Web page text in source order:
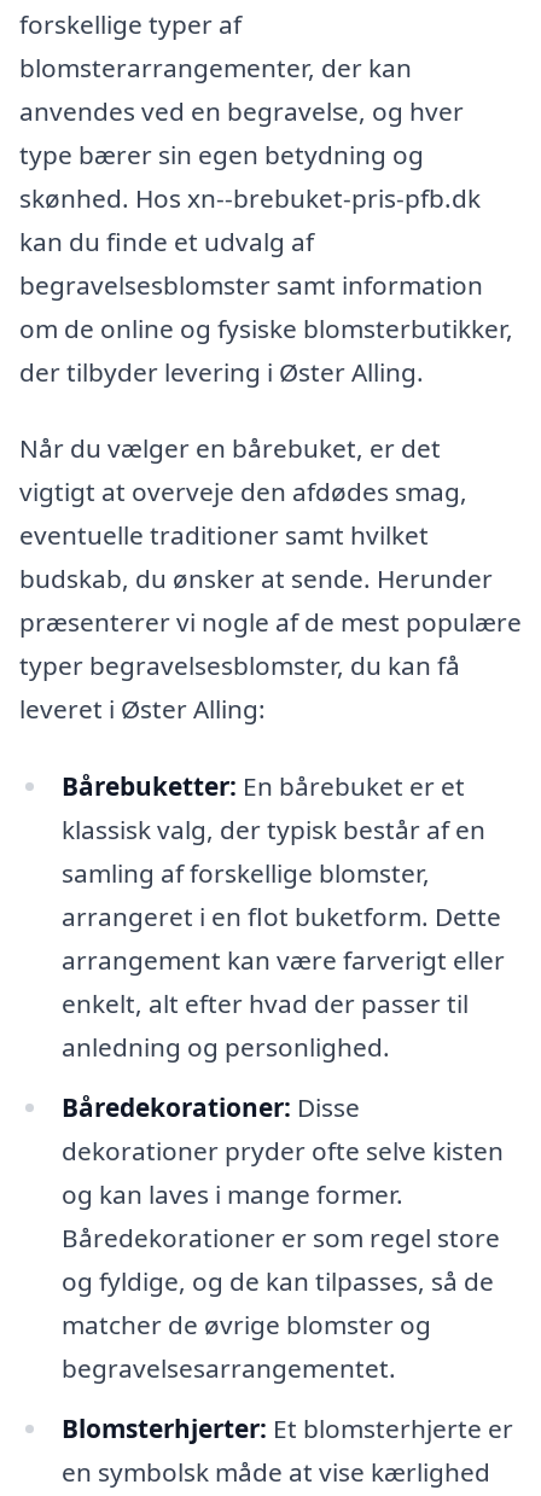
forskellige typer af
blomsterarrangementer, der kan
anvendes ved en begravelse, og hver
type bærer sin egen betydning og
skønhed. Hos xn--brebuket-pris-pfb.dk
kan du finde et udvalg af
begravelsesblomster samt information
om de online og fysiske blomsterbutikker,
der tilbyder levering i Øster Alling.
Når du vælger en bårebuket, er det
vigtigt at overveje den afdødes smag,
eventuelle traditioner samt hvilket
budskab, du ønsker at sende. Herunder
præsenterer vi nogle af de mest populære
typer begravelsesblomster, du kan få
leveret i Øster Alling:
Bårebuketter: En bårebuket er et
klassisk valg, der typisk består af en
samling af forskellige blomster,
arrangeret i en flot buketform. Dette
arrangement kan være farverigt eller
enkelt, alt efter hvad der passer til
anledning og personlighed.
Båredekorationer: Disse
dekorationer pryder ofte selve kisten
og kan laves i mange former.
Båredekorationer er som regel store
og fyldige, og de kan tilpasses, så de
matcher de øvrige blomster og
begravelsesarrangementet.
Blomsterhjerter: Et blomsterhjerte er
en symbolsk måde at vise kærlighed